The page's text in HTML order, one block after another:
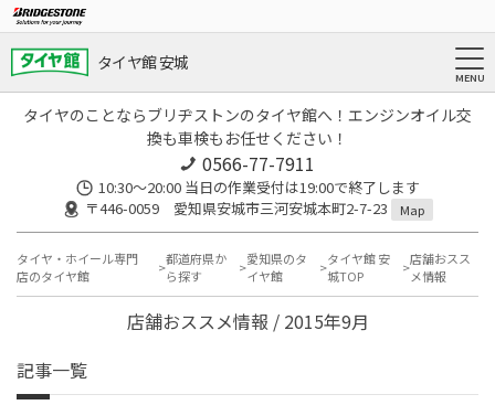
タイヤ館 安城
タイヤのことならブリヂストンのタイヤ館へ！エンジンオイル交
換も車検もお任せください！
0566-77-7911
10:30〜20:00 当日の作業受付は19:00で終了します
〒446-0059 愛知県安城市三河安城本町2-7-23
Map
タイヤ・ホイール専門
店のタイヤ館
都道府県か
ら探す
愛知県のタ
イヤ館
タイヤ館 安
城TOP
店舗おスス
メ情報
店舗おススメ情報 / 2015年9月
記事一覧